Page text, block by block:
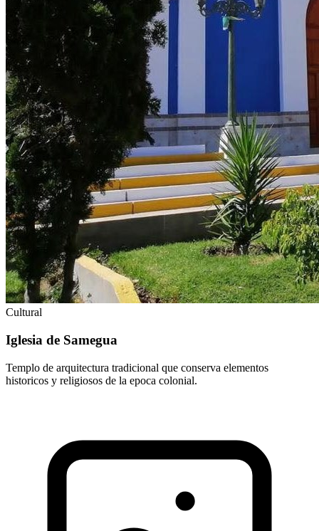
Cultural
Iglesia de Samegua
Templo de arquitectura tradicional que conserva elementos
historicos y religiosos de la epoca colonial.